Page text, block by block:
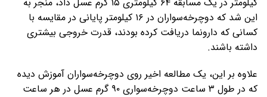
این شد که دوچرخه‌سواران در ۱۶ کیلومتر پایانی در مقایسه با
کسانی که دارونما دریافت کرده بودند، قدرت خروجی بیشتری
داشته باشند.
علاوه بر این، یک مطالعه اخیر روی دوچرخه‌سواران آموزش دیده
که در طول ۳ ساعت دوچرخه‌سواری ۹۰ گرم عسل در هر ساعت